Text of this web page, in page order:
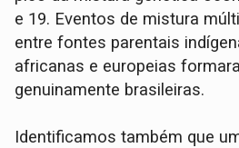
e 19. Eventos de mistura
entre fontes parentais
africanas e europeias
genuinamente brasileiras.
Identificamos também que